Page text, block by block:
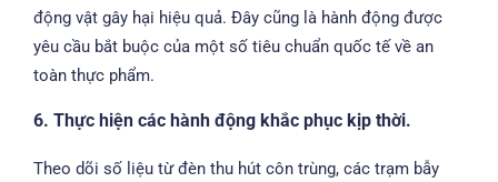
động vật gây hại hiệu quả. Đây cũng là hành động được
yêu cầu bắt buộc của một số tiêu chuẩn quốc tế về an
toàn thực phẩm.
6. Thực hiện các hành động khắc phục kịp thời.
Theo dõi số liệu từ đèn thu hút côn trùng, các trạm bẫy